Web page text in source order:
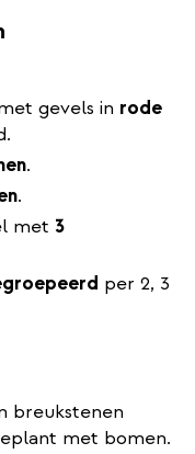
gevels in rode
.
.
met 3
per 2, 3
breukstenen
met bomen.